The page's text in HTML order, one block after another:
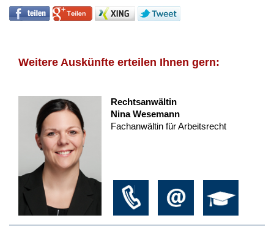
Weitere Auskünfte erteilen Ihnen gern:
Rechtsanwältin
Nina Wesemann
Fachanwältin für Arbeitsrecht